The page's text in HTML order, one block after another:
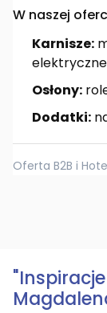
W naszej
Karnisze:
Osłony:
Dodatki:
Oferta B2B i